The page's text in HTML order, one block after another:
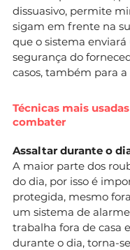
dissuasivo, permite
sigam em frente na
que o sistema
segurança do
casos, também para a
Técnicas mais
combater
Assaltar durante o
A maior parte dos
do dia, por isso é
protegida, mesmo
um sistema de
trabalha fora de casa
durante o dia, torna-